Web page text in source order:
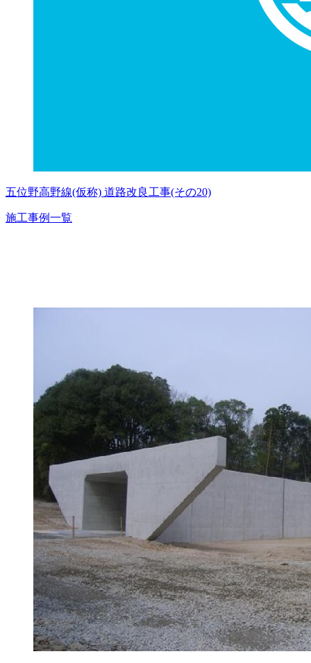
五位野高野線(仮称) 道路改良工事(その20)
施工事例一覧